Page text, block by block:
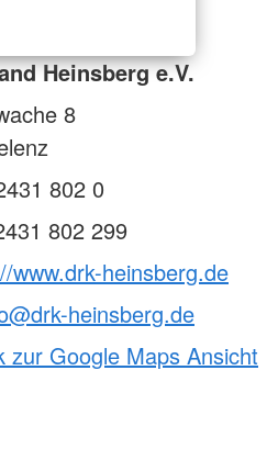
Heinsberg e.V.
8
802 0
802 299
www.drk-heinsberg.de
heinsberg.de
zur Google Maps Ansicht